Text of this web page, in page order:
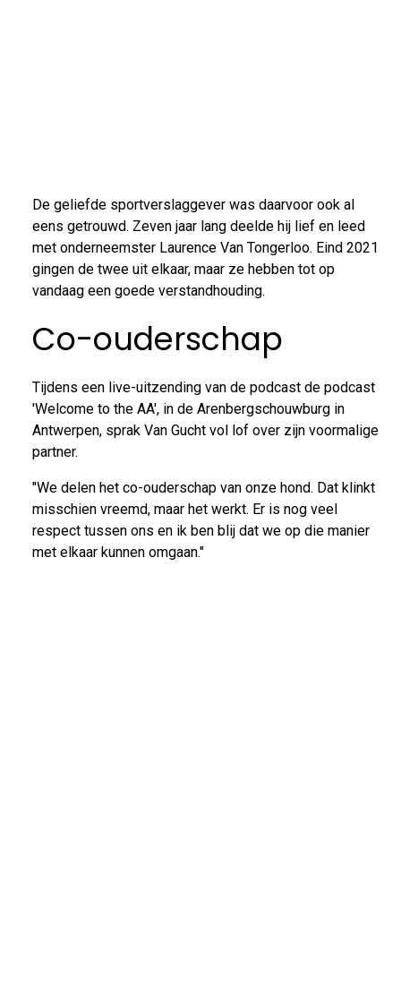
De geliefde sportverslaggever was daarvoor ook al
eens getrouwd. Zeven jaar lang deelde hij lief en leed
met onderneemster Laurence Van Tongerloo. Eind 2021
gingen de twee uit elkaar, maar ze hebben tot op
vandaag een goede verstandhouding.
Co-ouderschap
Tijdens een live-uitzending van de podcast de podcast
'Welcome to the AA', in de Arenbergschouwburg in
Antwerpen, sprak Van Gucht vol lof over zijn voormalige
partner.
"We delen het co-ouderschap van onze hond. Dat klinkt
misschien vreemd, maar het werkt. Er is nog veel
respect tussen ons en ik ben blij dat we op die manier
met elkaar kunnen omgaan."